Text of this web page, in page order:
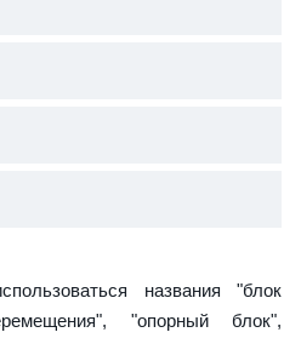
названия "блок
"опорный блок",